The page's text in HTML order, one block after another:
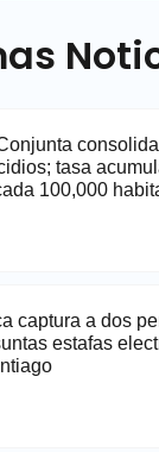
tasa
100,000
captura a dos
estafas